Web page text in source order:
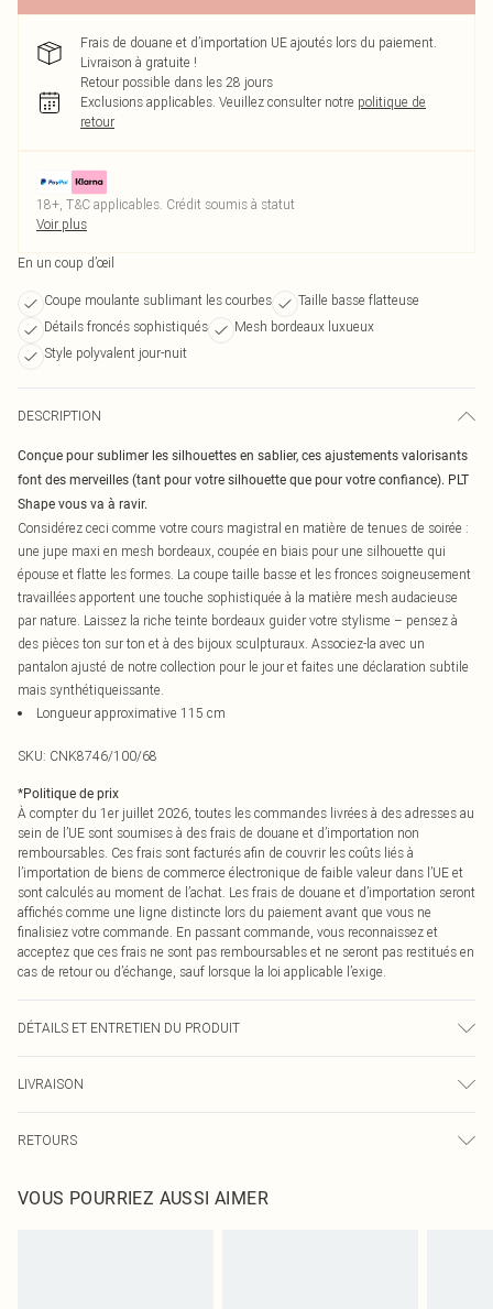
Frais de douane et d’importation UE ajoutés lors du paiement.
Livraison à gratuite !
Retour possible dans les 28 jours
Exclusions applicables. Veuillez consulter notre politique de
retour
18+, T&C applicables. Crédit soumis à statut
Voir plus
En un coup d’œil
Coupe moulante sublimant les courbes
Taille basse flatteuse
Détails froncés sophistiqués
Mesh bordeaux luxueux
Style polyvalent jour-nuit
DESCRIPTION
Conçue pour sublimer les silhouettes en sablier, ces ajustements valorisants
font des merveilles (tant pour votre silhouette que pour votre confiance). PLT
Shape vous va à ravir.
Considérez ceci comme votre cours magistral en matière de tenues de soirée :
une jupe maxi en mesh bordeaux, coupée en biais pour une silhouette qui
épouse et flatte les formes. La coupe taille basse et les fronces soigneusement
travaillées apportent une touche sophistiquée à la matière mesh audacieuse
par nature. Laissez la riche teinte bordeaux guider votre stylisme – pensez à
des pièces ton sur ton et à des bijoux sculpturaux. Associez-la avec un
pantalon ajusté de notre collection pour le jour et faites une déclaration subtile
mais synthétiqueissante.
Longueur approximative 115 cm
SKU: CNK8746/100/68
*Politique de prix
À compter du 1er juillet 2026, toutes les commandes livrées à des adresses au
sein de l’UE sont soumises à des frais de douane et d’importation non
remboursables. Ces frais sont facturés afin de couvrir les coûts liés à
l’importation de biens de commerce électronique de faible valeur dans l’UE et
sont calculés au moment de l’achat. Les frais de douane et d’importation seront
affichés comme une ligne distincte lors du paiement avant que vous ne
finalisiez votre commande. En passant commande, vous reconnaissez et
acceptez que ces frais ne sont pas remboursables et ne seront pas restitués en
cas de retour ou d’échange, sauf lorsque la loi applicable l’exige.
DÉTAILS ET ENTRETIEN DU PRODUIT
couleur peut déteindre.
LIVRAISON
Livraison express France
Jusqu'à 2-3 jours ouvrables
RETOURS
pour nous retourner un article.
VOUS POURRIEZ AUSSI AIMER